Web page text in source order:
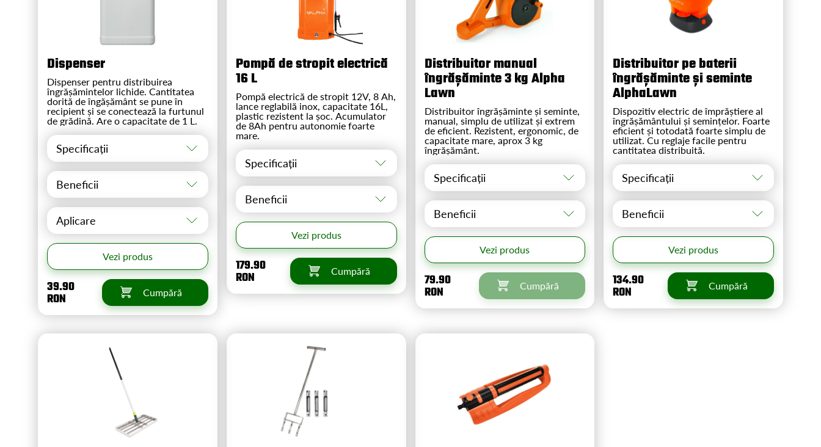
Dispenser
Dispenser pentru distribuirea
îngrășămintelor lichide. Cantitatea
dorită de îngășământ se pune în
recipient și se conectează la furtunul
de grădină. Are o capacitate de 1 L.
Specificații
Beneficii
Aplicare
Vezi produs
39.90
RON Cumpără
Pompă de stropit electrică
16 L
Pompă electrică de stropit 12V, 8 Ah,
lance reglabilă inox, capacitate 16L,
plastic rezistent la șoc. Acumulator
de 8Ah pentru autonomie foarte
mare.
Specificații
Beneficii
Vezi produs
179.90
RON Cumpără
Distribuitor manual
îngrășăminte 3 kg Alpha
Lawn
Distribuitor îngrășăminte și seminte,
manual, simplu de utilizat și extrem
de eficient. Rezistent, ergonomic, de
capacitate mare, aprox 3 kg
îngrășământ.
Specificații
Beneficii
Vezi produs
79.90
RON Cumpără
Distribuitor pe baterii
îngrășăminte și seminte
AlphaLawn
Dispozitiv electric de împrăștiere al
îngrășământului și semințelor. Foarte
eficient și totodată foarte simplu de
utilizat. Cu reglaje facile pentru
cantitatea distribuită.
Specificații
Beneficii
Vezi produs
134.90
RON Cumpără